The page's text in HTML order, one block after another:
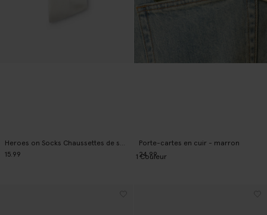
Heroes on Socks Chaussettes de sport - bleu clair
15.99
Porte-cartes en cuir - marron
24.99
1 Couleur